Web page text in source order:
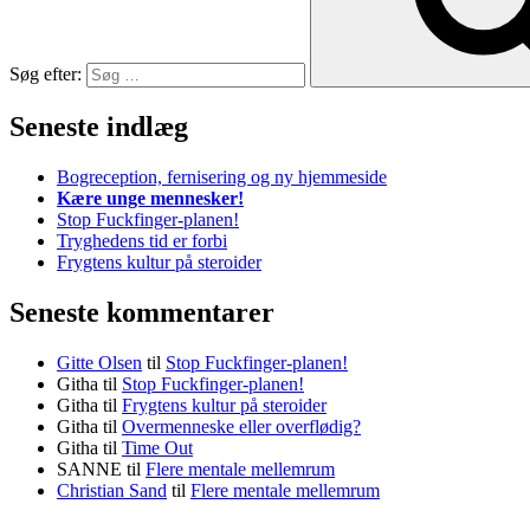
Søg efter:
Seneste indlæg
Bogreception, fernisering og ny hjemmeside
Kære unge mennesker!
Stop Fuckfinger-planen!
Tryghedens tid er forbi
Frygtens kultur på steroider
Seneste kommentarer
Gitte Olsen til Stop Fuckfinger-planen!
Githa til Stop Fuckfinger-planen!
Githa til Frygtens kultur på steroider
Githa til Overmenneske eller overflødig?
Githa til Time Out
SANNE til Flere mentale mellemrum
Christian Sand til Flere mentale mellemrum